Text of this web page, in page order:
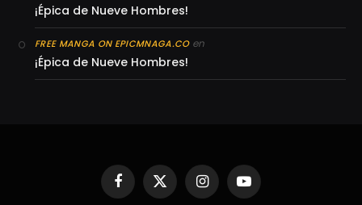
¡Épica de Nueve Hombres!
FREE MANGA ON EPICMNAGA.COen
¡Épica de Nueve Hombres!
Facebook
X
InstagramYouTube